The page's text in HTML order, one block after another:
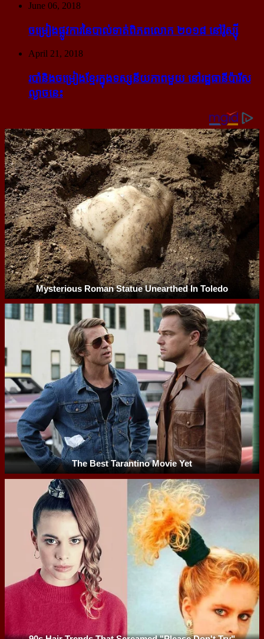
June 06, 2018
ចម្រៀង​ផ្លូវការ​នៃ​បាល់ទាត់​ពិភពលោក ២០១៨ នៅ​រ៉ូស្ស៊ី
April 21, 2018
របាំ​និង​ចម្រៀង​ខ្មែរ​ក្នុង​ទស្សនីយភាព​មួយ នៅ​រដ្ឋធានី​ប៉ារីស​
ល្ងាច​នេះ